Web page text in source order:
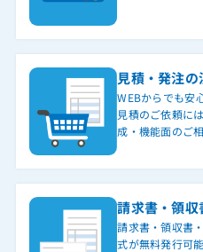
見積・発注の
WEBからでも安
見積のご依頼に
成・機能面のご
請求書・領収
請求書・領収書
式が無料発行可能